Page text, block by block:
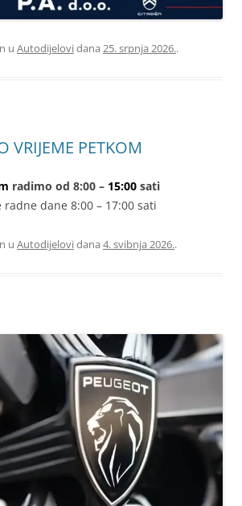
u Autodijelovidana 25. srpnja 2026..
VRIJEME PETKOM
radimo od 8:00 – 15:00sati
radne dane 8:00 – 17:00 sati
u Autodijelovidana 4. svibnja 2026..